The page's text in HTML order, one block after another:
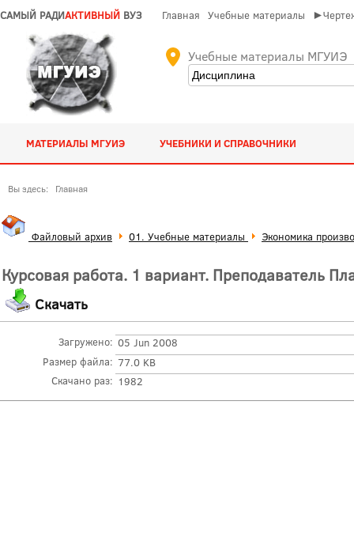
САМЫЙ РАДИАКТИВНЫЙ ВУЗ Главная Учебные материалы
Учебные материалы МГУИЭ
МАТЕРИАЛЫ МГУИЭ УЧЕБНИКИ И СПРАВОЧНИКИ
Вы здесь: Главная
Файловый архив 01. Учебные материалы Экономика
Курсовая работа. 1 вариант. Преподаватель
Скачать
Загружено: 05 Jun 2008
Размер файла: 77.0 KB
Скачано раз: 1982